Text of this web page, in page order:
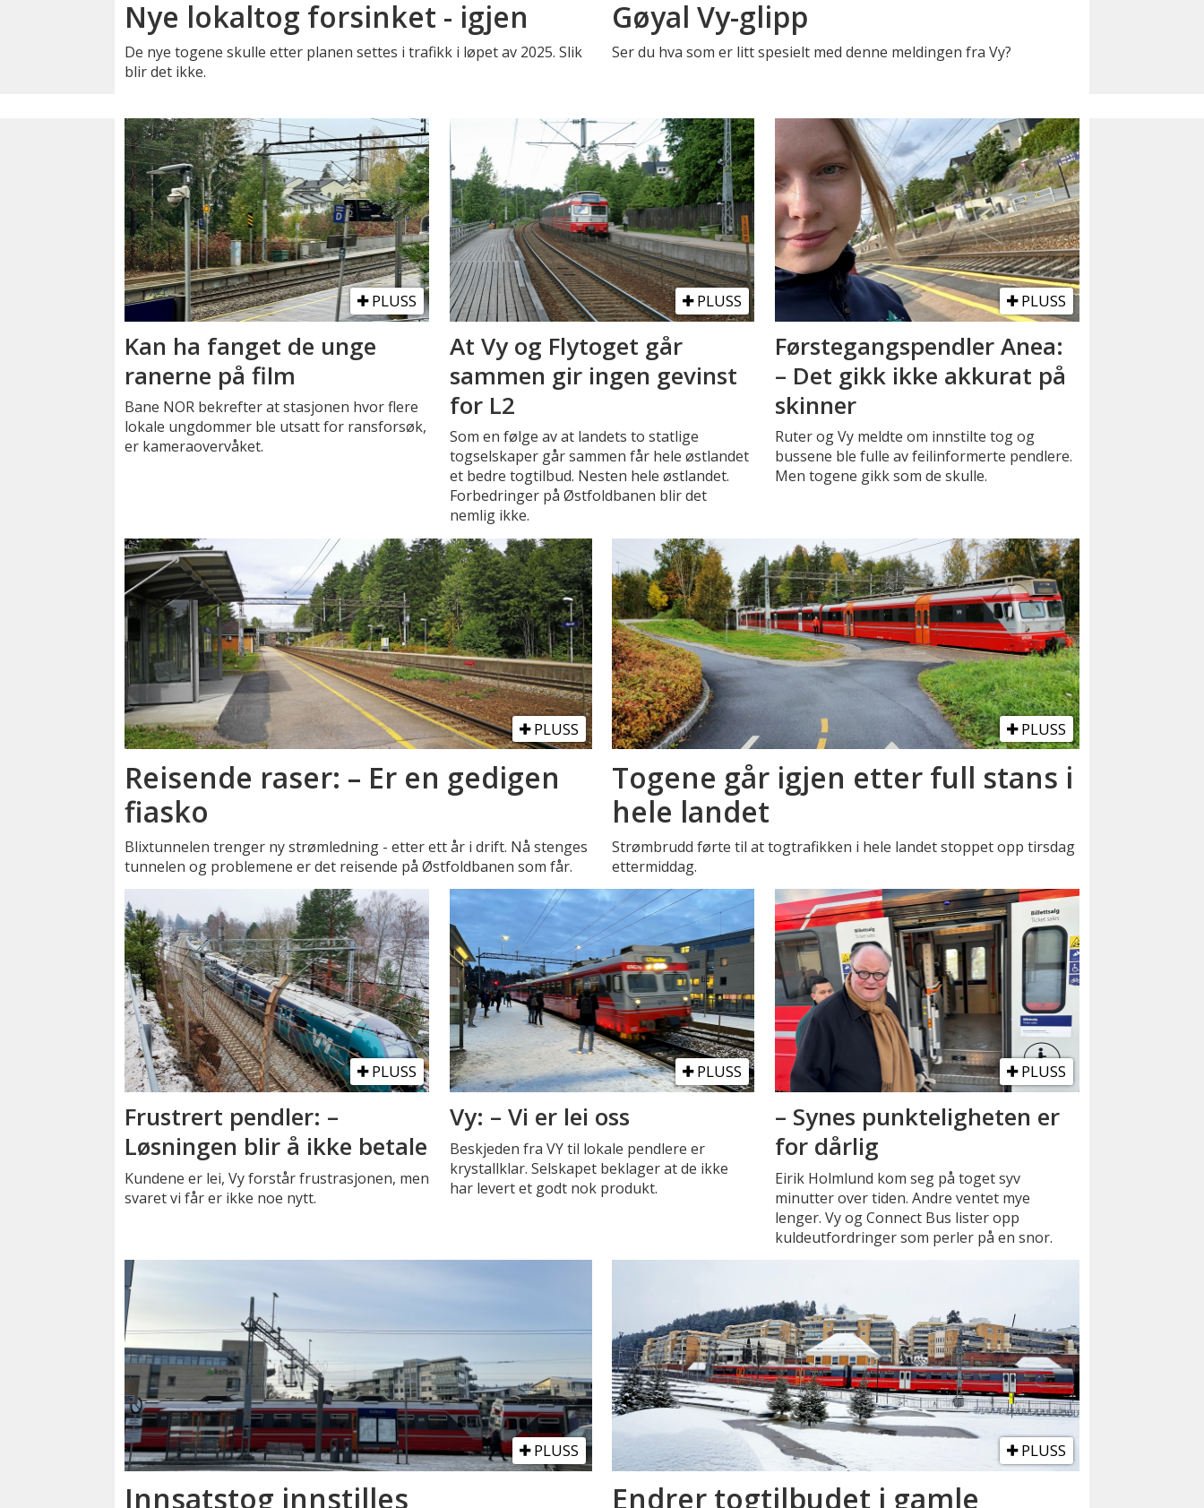
Nye lokaltog forsinket - igjen
De nye togene skulle etter planen settes i trafikk i løpet av 2025. Slik
blir det ikke.
Gøyal Vy-glipp
Ser du hva som er litt spesielt med denne meldingen fra Vy?
PLUSS
Kan ha fanget de unge
ranerne på film
Bane NOR bekrefter at stasjonen hvor flere
lokale ungdommer ble utsatt for ransforsøk,
er kameraovervåket.
PLUSS
At Vy og Flytoget går
sammen gir ingen gevinst
for L2
Som en følge av at landets to statlige
togselskaper går sammen får hele østlandet
et bedre togtilbud. Nesten hele østlandet.
Forbedringer på Østfoldbanen blir det
nemlig ikke.
PLUSS
Førstegangspendler Anea:
– Det gikk ikke akkurat på
skinner
Ruter og Vy meldte om innstilte tog og
bussene ble fulle av feilinformerte pendlere.
Men togene gikk som de skulle.
PLUSS
Reisende raser: – Er en gedigen
fiasko
Blixtunnelen trenger ny strømledning - etter ett år i drift. Nå stenges
tunnelen og problemene er det reisende på Østfoldbanen som får.
PLUSS
Togene går igjen etter full stans i
hele landet
Strømbrudd førte til at togtrafikken i hele landet stoppet opp tirsdag
ettermiddag.
PLUSS
Frustrert pendler: –
Løsningen blir å ikke betale
Kundene er lei, Vy forstår frustrasjonen, men
svaret vi får er ikke noe nytt.
PLUSS
Vy: – Vi er lei oss
Beskjeden fra VY til lokale pendlere er
krystallklar. Selskapet beklager at de ikke
har levert et godt nok produkt.
PLUSS
– Synes punkteligheten er
for dårlig
Eirik Holmlund kom seg på toget syv
minutter over tiden. Andre ventet mye
lenger. Vy og Connect Bus lister opp
kuldeutfordringer som perler på en snor.
PLUSS
Innsatstog innstilles
PLUSS
Endrer togtilbudet i gamle